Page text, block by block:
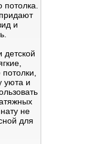
и
детской
уюта и
не
для